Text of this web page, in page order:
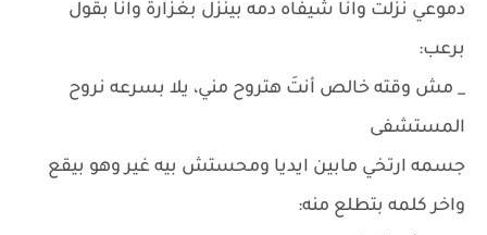
دموعي نزلت وانا شيفاه دمه بينزل بغزارة وانا بقول
برعب:
_ مش وقته خالص أنتَ هتروح مني، يلا بسرعه نروح
المستشفى
جسمه ارتخي مابين ايديا ومحستش بيه غير وهو بيقع
واخر كلمه بتطلع منه: